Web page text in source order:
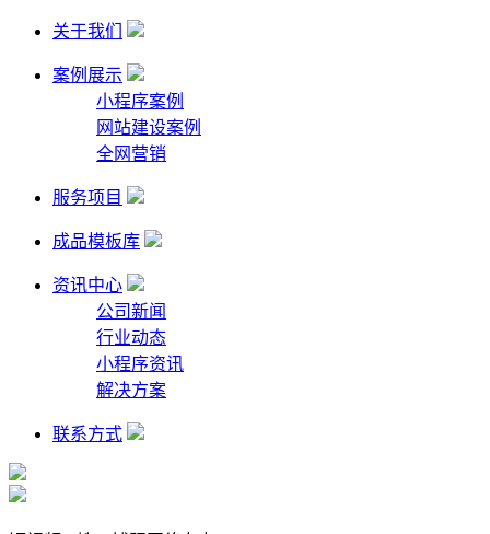
关于我们
案例展示
小程序案例
网站建设案例
全网营销
服务项目
成品模板库
资讯中心
公司新闻
行业动态
小程序资讯
解决方案
联系方式